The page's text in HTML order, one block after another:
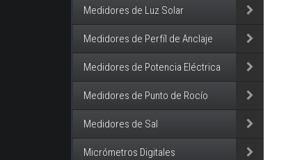
Medidores de Luz Solar
Medidores de Perfíl de Anclaje
Medidores de Potencia Eléctrica
Medidores de Punto de Rocío
Medidores de Sal
Micrómetros Digitales